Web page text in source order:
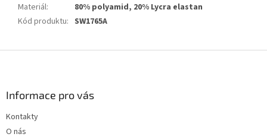
Materiál:
80% polyamid, 20% Lycra elastan
Kód produktu: SW1765A
Informace pro vás
Kontakty
O nás